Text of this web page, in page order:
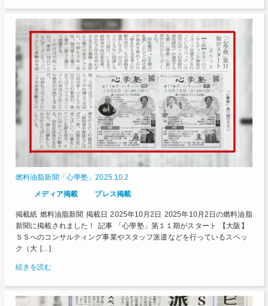
燃料油脂新聞「心學塾」2025.10.2
メディア掲載
プレス掲載
掲載紙 燃料油脂新聞 掲載日 2025年10月2日 2025年10月2日の燃料油脂
新聞に掲載されました！ 記事 「心學塾」第１１期がスタート 【大阪】
ＳＳへのコンサルティング事業やスタッフ派遣などを行っているスペッ
ク（大 […]
続きを読む